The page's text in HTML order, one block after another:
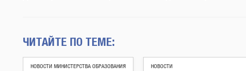
ЧИТАЙТЕ ПО ТЕМЕ:
НОВОСТИ МИНИСТЕРСТВА ОБРАЗОВАНИЯ НОВОСТИ